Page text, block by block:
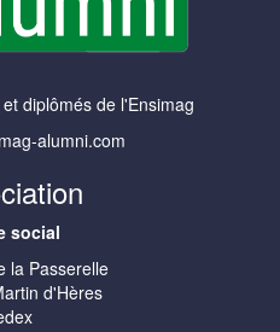
diplômés de l'Ensimag
alumni.com
social
la Passerelle
d'Hères